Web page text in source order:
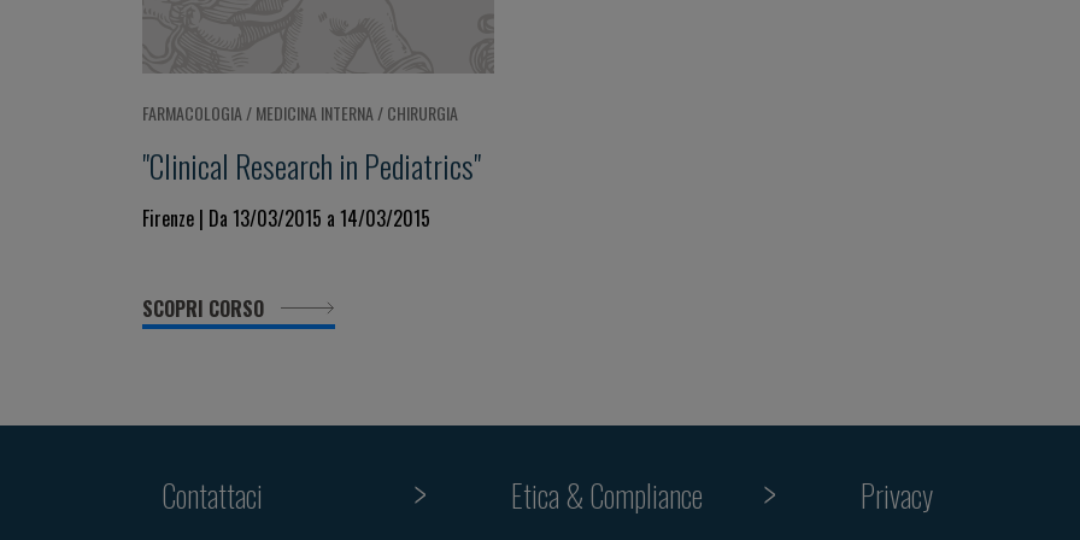
FARMACOLOGIA / MEDICINA INTERNA / CHIRURGIA
"Clinical Research in Pediatrics"
Firenze | Da 13/03/2015 a 14/03/2015
SCOPRI CORSO
Contattaci
Etica & Compliance
Privacy